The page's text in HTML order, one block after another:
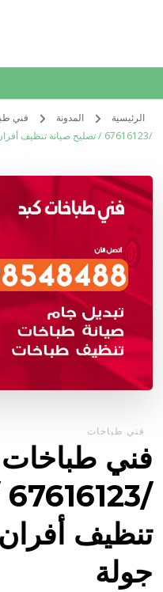
الرئيسية المدونة فني
/67616123 / تصليح صيانة تنظيف أفران غاز طباخ جولة
فني طباخات
فني
تنظيف
جولة